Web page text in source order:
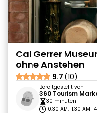
Cal Gerrer
ohne Anstehen
9.7 (10)
Bereitgestellt von
360 Tourism
30 minuten
10:30 AM, 11:30 AM